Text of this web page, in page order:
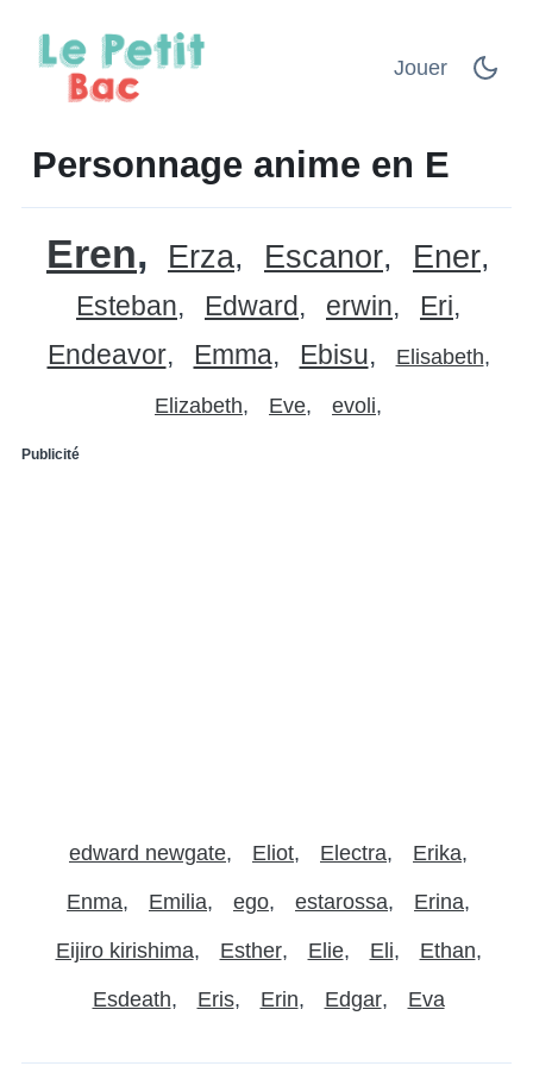
Jouer
Personnage anime en E
Eren Erza Escanor Ener
Esteban Edward erwin
Eri
Endeavor
Emma Ebisu Elisabeth
Elizabeth Eve evoli
Publicité
edward newgate Eliot Electra Erika
Enma Emilia ego estarossa Erina
Eijiro kirishima Esther Elie Eli Ethan
Esdeath Eris Erin Edgar Eva